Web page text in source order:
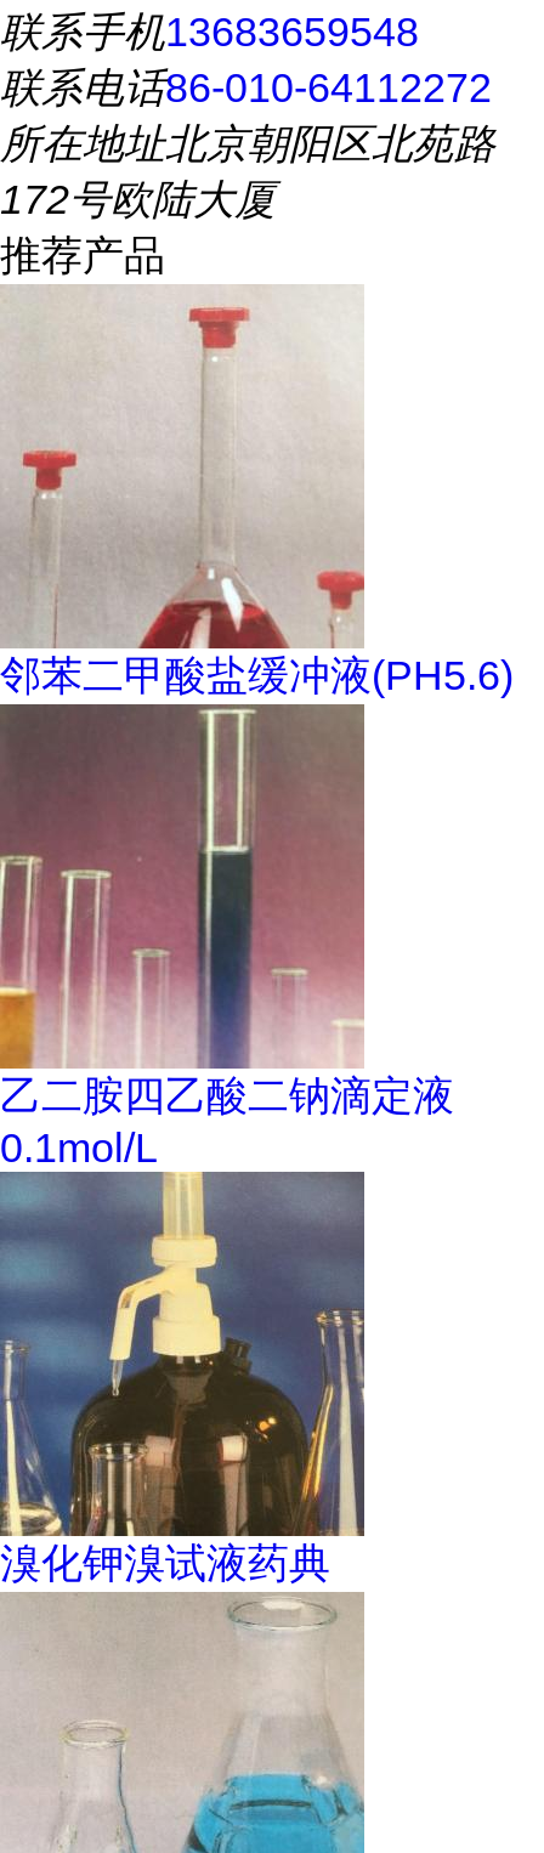
联系手机13683659548
联系电话86-010-64112272
所在地址北京朝阳区北苑路
172号欧陆大厦
推荐产品
邻苯二甲酸盐缓冲液(PH5.6)
乙二胺四乙酸二钠滴定液
0.1mol/L
溴化钾溴试液药典